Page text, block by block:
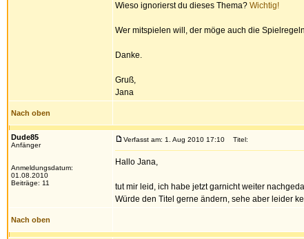
Wieso ignorierst du dieses Thema? Wichtig!
Wer mitspielen will, der möge auch die
Danke.
Gruß,
Jana
Nach oben
Dude85
Anfänger
Anmeldungsdatum:
01.08.2010
Beiträge: 11
Verfasst am: 1. Aug 2010 17:10 Titel:
Hallo Jana,
tut mir leid, ich habe jetzt garnicht weiter
Würde den Titel gerne ändern, sehe aber leider
Nach oben